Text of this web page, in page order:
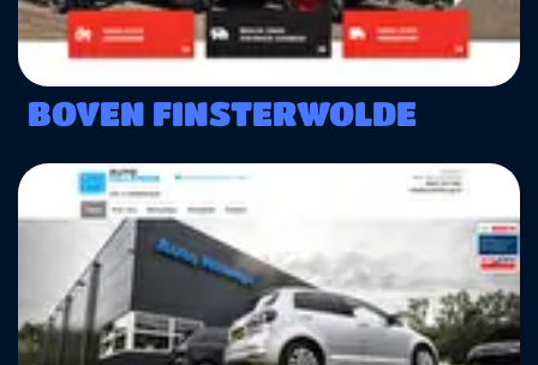
BOVEN FINSTERWOLDE